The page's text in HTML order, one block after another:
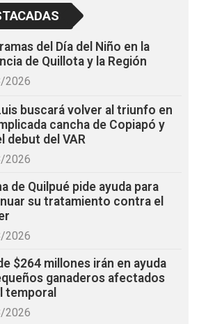
del Día del Niño en la
de Quillota y la Región
2026
buscará volver al triunfo en
cancha de Copiapó y
debut del VAR
2026
de Quilpué pide ayuda para
su tratamiento contra el
2026
$264 millones irán en ayuda
ganaderos afectados
temporal
2026